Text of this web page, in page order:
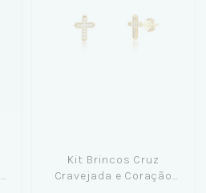
Kit Brincos Cruz
Cravejada e Coração